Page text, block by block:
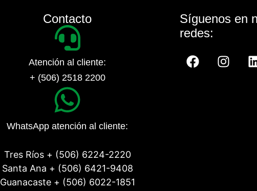
Contacto
Atención al cliente:
+ (506) 2518 2200
WhatsApp atención al cliente:
Tres Ríos + (506) 6224-2220
Santa Ana + (506) 6421-9408
Guanacaste + (506) 6022-1851
Síguenos en
redes: